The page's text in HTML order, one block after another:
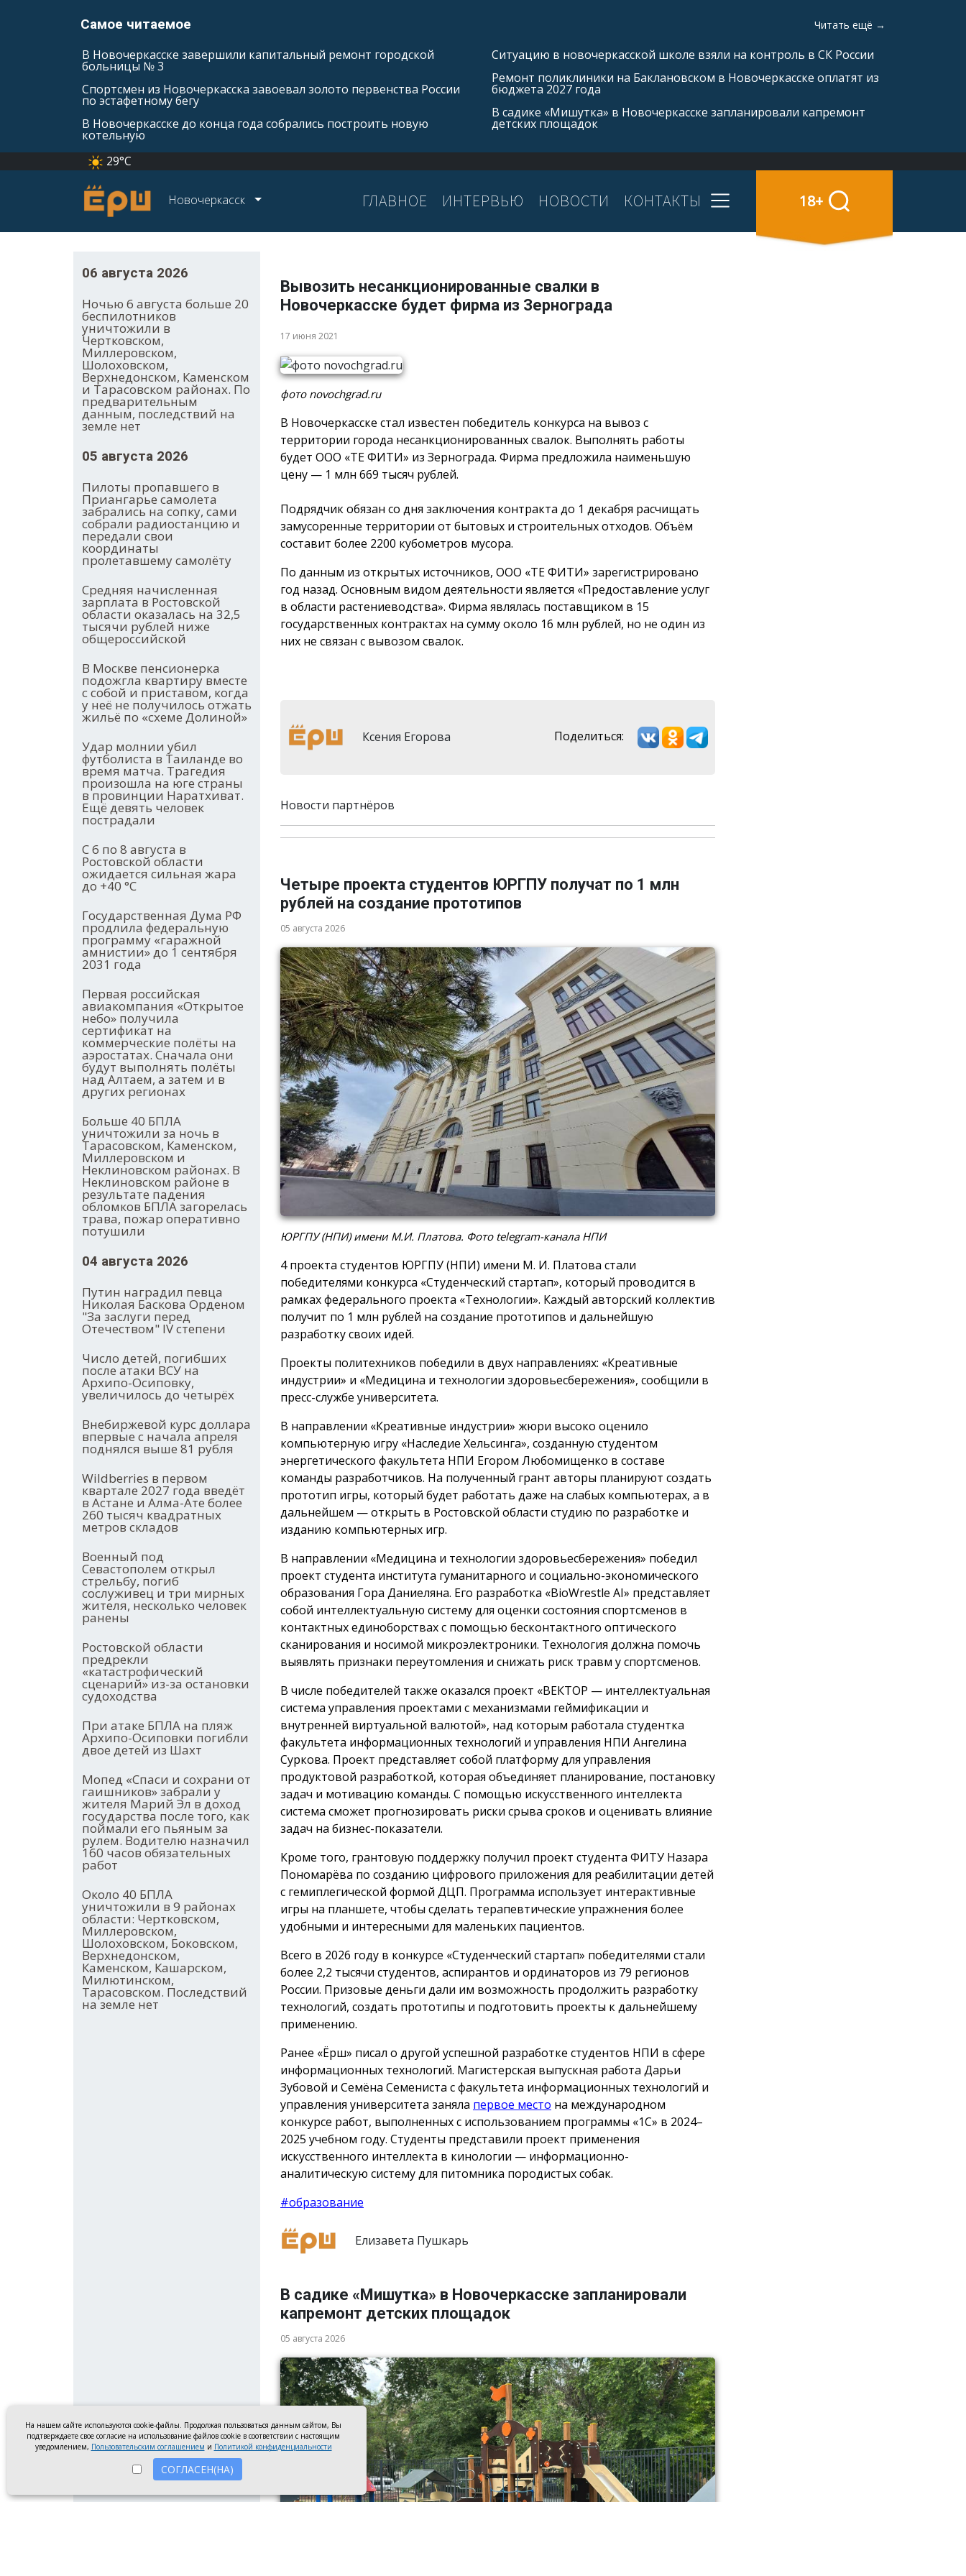
Самое читаемое Читать ещё →
В Новочеркасске завершили капитальный ремонт городской
больницы № 3
Спортсмен из Новочеркасска завоевал золото первенства России
по эстафетному бегу
В Новочеркасске до конца года собрались построить новую
котельную
Ситуацию в новочеркасской школе взяли на контроль в СК России
Ремонт поликлиники на Баклановском в Новочеркасске оплатят из
бюджета 2027 года
В садике «Мишутка» в Новочеркасске запланировали капремонт
детских площадок
29°C
Новочеркасск ГЛАВНОЕ ИНТЕРВЬЮ НОВОСТИ КОНТАКТЫ 18+
06 августа 2026
Ночью 6 августа больше 20
беспилотников
уничтожили в
Чертковском,
Миллеровском,
Шолоховском,
Верхнедонском, Каменском
и Тарасовском районах. По
предварительным
данным, последствий на
земле нет
05 августа 2026
Пилоты пропавшего в
Приангарье самолета
забрались на сопку, сами
собрали радиостанцию и
передали свои
координаты
пролетавшему самолёту
Средняя начисленная
зарплата в Ростовской
области оказалась на 32,5
тысячи рублей ниже
общероссийской
В Москве пенсионерка
подожгла квартиру вместе
с собой и приставом, когда
у неё не получилось отжать
жильё по «схеме Долиной»
Удар молнии убил
футболиста в Таиланде во
время матча. Трагедия
произошла на юге страны
в провинции Наратхиват.
Ещё девять человек
пострадали
С 6 по 8 августа в
Ростовской области
ожидается сильная жара
до +40 °С
Государственная Дума РФ
продлила федеральную
программу «гаражной
амнистии» до 1 сентября
2031 года
Первая российская
авиакомпания «Открытое
небо» получила
сертификат на
коммерческие полёты на
аэростатах. Сначала они
будут выполнять полёты
над Алтаем, а затем и в
других регионах
Больше 40 БПЛА
уничтожили за ночь в
Тарасовском, Каменском,
Миллеровском и
Неклиновском районах. В
Неклиновском районе в
результате падения
обломков БПЛА загорелась
трава, пожар оперативно
потушили
04 августа 2026
Путин наградил певца
Николая Баскова Орденом
"За заслуги перед
Отечеством" IV степени
Число детей, погибших
после атаки ВСУ на
Архипо-Осиповку,
увеличилось до четырёх
Внебиржевой курс доллара
впервые с начала апреля
поднялся выше 81 рубля
Wildberries в первом
квартале 2027 года введёт
в Астане и Алма-Ате более
260 тысяч квадратных
метров складов
Военный под
Севастополем открыл
стрельбу, погиб
сослуживец и три мирных
жителя, несколько человек
ранены
Ростовской области
предрекли
«катастрофический
сценарий» из-за остановки
судоходства
При атаке БПЛА на пляж
Архипо-Осиповки погибли
двое детей из Шахт
Мопед «Спаси и сохрани от
гаишников» забрали у
жителя Марий Эл в доход
государства после того, как
поймали его пьяным за
рулем. Водителю назначил
160 часов обязательных
работ
Около 40 БПЛА
уничтожили в 9 районах
области: Чертковском,
Миллеровском,
Шолоховском, Боковском,
Верхнедонском,
Каменском, Кашарском,
Милютинском,
Тарасовском. Последствий
на земле нет
Вывозить несанкционированные свалки в
Новочеркасске будет фирма из Зернограда
17 июня 2021
фото novochgrad.ru
В Новочеркасске стал известен победитель конкурса на вывоз с
территории города несанкционированных свалок. Выполнять работы
будет ООО «ТЕ ФИТИ» из Зернограда. Фирма предложила наименьшую
цену — 1 млн 669 тысяч рублей.
Подрядчик обязан со дня заключения контракта до 1 декабря расчищать
замусоренные территории от бытовых и строительных отходов. Объём
составит более 2200 кубометров мусора.
По данным из открытых источников, ООО «ТЕ ФИТИ» зарегистрировано
год назад. Основным видом деятельности является «Предоставление услуг
в области растениеводства». Фирма являлась поставщиком в 15
государственных контрактах на сумму около 16 млн рублей, но не один из
них не связан с вывозом свалок.
Ксения Егорова Поделиться:
Новости партнёров
Четыре проекта студентов ЮРГПУ получат по 1 млн
рублей на создание прототипов
05 августа 2026
ЮРГПУ (НПИ) имени М.И. Платова. Фото telegram-канала НПИ
4 проекта студентов ЮРГПУ (НПИ) имени М. И. Платова стали
победителями конкурса «Студенческий стартап», который проводится в
рамках федерального проекта «Технологии». Каждый авторский коллектив
получит по 1 млн рублей на создание прототипов и дальнейшую
разработку своих идей.
Проекты политехников победили в двух направлениях: «Креативные
индустрии» и «Медицина и технологии здоровьесбережения», сообщили в
пресс-службе университета.
В направлении «Креативные индустрии» жюри высоко оценило
компьютерную игру «Наследие Хельсинга», созданную студентом
энергетического факультета НПИ Егором Любомищенко в составе
команды разработчиков. На полученный грант авторы планируют создать
прототип игры, который будет работать даже на слабых компьютерах, а в
дальнейшем — открыть в Ростовской области студию по разработке и
изданию компьютерных игр.
В направлении «Медицина и технологии здоровьесбережения» победил
проект студента института гуманитарного и социально-экономического
образования Гора Даниеляна. Его разработка «BioWrestle AI» представляет
собой интеллектуальную систему для оценки состояния спортсменов в
контактных единоборствах с помощью бесконтактного оптического
сканирования и носимой микроэлектроники. Технология должна помочь
выявлять признаки переутомления и снижать риск травм у спортсменов.
В числе победителей также оказался проект «ВЕКТОР — интеллектуальная
система управления проектами с механизмами геймификации и
внутренней виртуальной валютой», над которым работала студентка
факультета информационных технологий и управления НПИ Ангелина
Суркова. Проект представляет собой платформу для управления
продуктовой разработкой, которая объединяет планирование, постановку
задач и мотивацию команды. С помощью искусственного интеллекта
система сможет прогнозировать риски срыва сроков и оценивать влияние
задач на бизнес-показатели.
Кроме того, грантовую поддержку получил проект студента ФИТУ Назара
Пономарёва по созданию цифрового приложения для реабилитации детей
с гемиплегической формой ДЦП. Программа использует интерактивные
игры на планшете, чтобы сделать терапевтические упражнения более
удобными и интересными для маленьких пациентов.
Всего в 2026 году в конкурсе «Студенческий стартап» победителями стали
более 2,2 тысячи студентов, аспирантов и ординаторов из 79 регионов
России. Призовые деньги дали им возможность продолжить разработку
технологий, создать прототипы и подготовить проекты к дальнейшему
применению.
Ранее «Ёрш» писал о другой успешной разработке студентов НПИ в сфере
информационных технологий. Магистерская выпускная работа Дарьи
Зубовой и Семёна Семениста с факультета информационных технологий и
управления университета заняла первое место на международном
конкурсе работ, выполненных с использованием программы «1С» в 2024–
2025 учебном году. Студенты представили проект применения
искусственного интеллекта в кинологии — информационно-
аналитическую систему для питомника породистых собак.
#образование
Елизавета Пушкарь
В садике «Мишутка» в Новочеркасске запланировали
капремонт детских площадок
05 августа 2026
На нашем сайте используются cookie-файлы. Продолжая пользоваться данным сайтом, Вы
подтверждаете свое согласие на использование файлов cookie в соответствии с настоящим
уведомлением, Пользовательским соглашением и Политикой конфиденциальности
СОГЛАСЕН(НА)